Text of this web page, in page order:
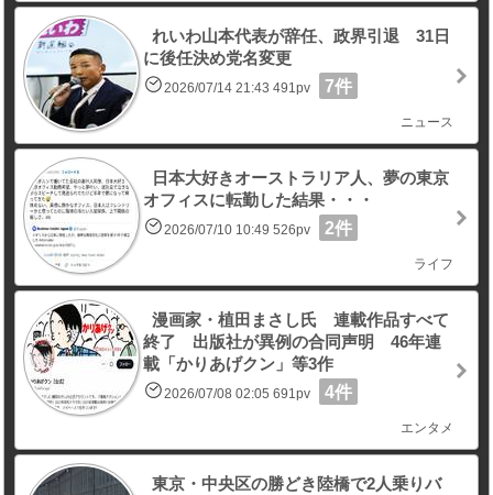
れいわ山本代表が辞任、政界引退 31日
に後任決め党名変更
2026/07/14 21:43 491pv 7件
ニュース
日本大好きオーストラリア人、夢の東京
オフィスに転勤した結果・・・
2026/07/10 10:49 526pv 2件
ライフ
漫画家・植田まさし氏 連載作品すべて
終了 出版社が異例の合同声明 46年連
載「かりあげクン」等3作
2026/07/08 02:05 691pv 4件
エンタメ
東京・中央区の勝どき陸橋で2人乗りバ